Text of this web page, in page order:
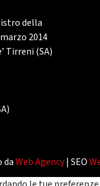
della
2014
Tirreni (SA)
daWeb Agency| SEO